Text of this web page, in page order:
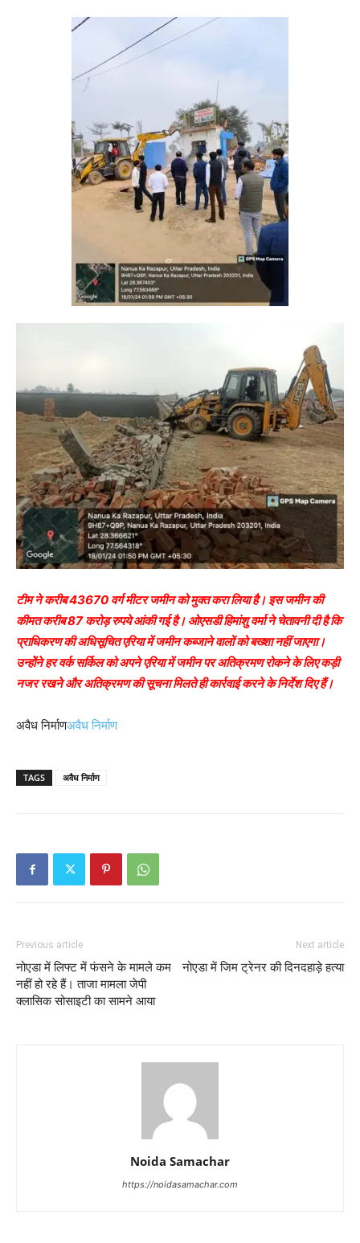
टीम ने करीब 43670 वर्ग मीटर जमीन को मुक्त करा लिया है। इस जमीन की
कीमत करीब 87 करोड़ रुपये आंकी गई है। ओएसडी हिमांशु वर्मा ने चेतावनी दी है कि
प्राधिकरण की अधिसूचित एरिया में जमीन कब्जाने वालों को बख्शा नहीं जाएगा।
उन्होेंने हर वर्क सर्किल को अपने एरिया में जमीन पर अतिक्रमण रोकने के लिए कड़ी
नजर रखने और अतिक्रमण की सूचना मिलते ही कार्रवाई करने के निर्देश दिए हैं।
अवैध निर्माणअवैध निर्माण
TAGS अवैध निर्माण
Previous article
नोएडा में लिफ्ट में फंसने के मामले कम
नहीं हो रहे हैं। ताजा मामला जेपी
क्लासिक सोसाइटी का सामने आया
Next article
नोएडा में जिम ट्रेनर की दिनदहाड़े हत्या
Noida Samachar
https://noidasamachar.com